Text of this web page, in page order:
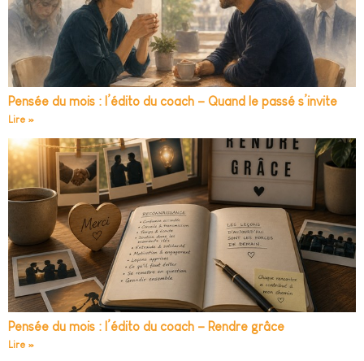
Pensée du mois : l’édito du coach – Quand le passé s’invite
Lire »
Pensée du mois : l’édito du coach – Rendre grâce
Lire »